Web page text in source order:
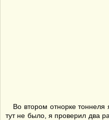
Во втором отнорке
тут не было, я проверил два